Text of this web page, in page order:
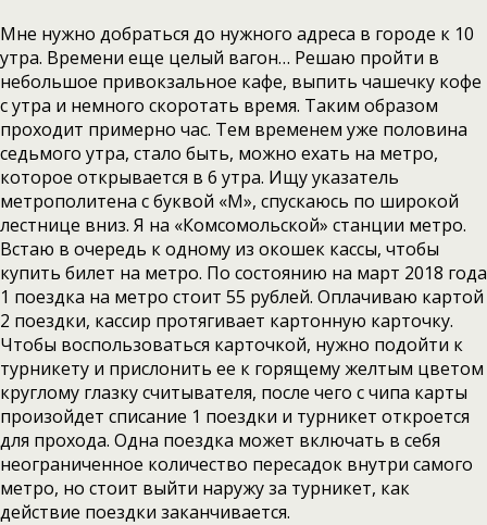
Мне нужно добраться до нужного адреса в городе к 10
утра. Времени еще целый вагон… Решаю пройти в
небольшое привокзальное кафе, выпить чашечку кофе
с утра и немного скоротать время. Таким образом
проходит примерно час. Тем временем уже половина
седьмого утра, стало быть, можно ехать на метро,
которое открывается в 6 утра. Ищу указатель
метрополитена с буквой «М», спускаюсь по широкой
лестнице вниз. Я на «Комсомольской» станции метро.
Встаю в очередь к одному из окошек кассы, чтобы
купить билет на метро. По состоянию на март 2018 года
1 поездка на метро стоит 55 рублей. Оплачиваю картой
2 поездки, кассир протягивает картонную карточку.
Чтобы воспользоваться карточкой, нужно подойти к
турникету и прислонить ее к горящему желтым цветом
круглому глазку считывателя, после чего с чипа карты
произойдет списание 1 поездки и турникет откроется
для прохода. Одна поездка может включать в себя
неограниченное количество пересадок внутри самого
метро, но стоит выйти наружу за турникет, как
действие поездки заканчивается.